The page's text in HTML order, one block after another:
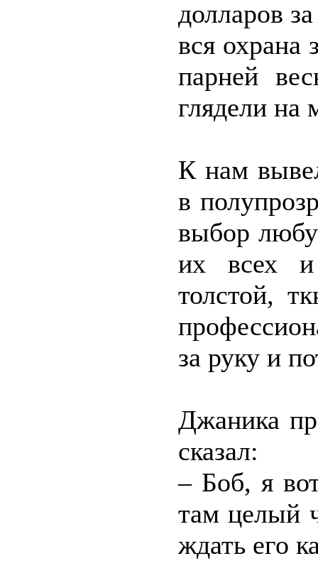
долларов
вся охрана
парней
глядели на
К нам
в
выбор
их всех
толстой,
за руку и
Джаника
сказал:
– Боб, я
там целый
ждать его